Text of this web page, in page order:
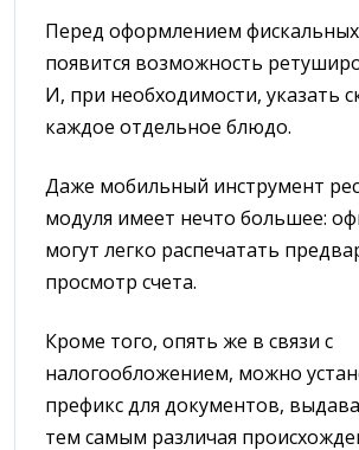
Перед оформлением
появится возможность
И, при необходимости, указать
каждое отдельное блюдо.
Даже мобильный инструмент
модуля имеет нечто большее:
могут легко распечатать
просмотр счета.
Кроме того, опять же в связи с
налогообложением, можно
префикс для документов,
тем самым различая